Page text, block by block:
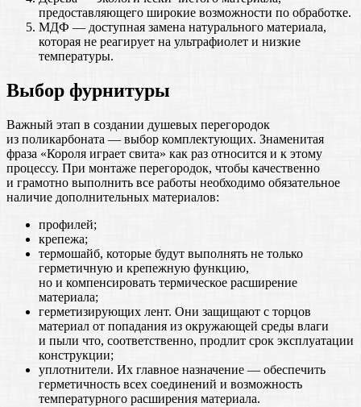
предоставляющего широкие возможности по обработке.
МДФ — доступная замена натурального материала,
которая не реагирует на ультрафиолет и низкие
температуры.
Выбор фурнитуры
Важный этап в создании душевых перегородок
из поликарбоната — выбор комплектующих. Знаменитая
фраза «Короля играет свита» как раз относится и к этому
процессу. При монтаже перегородок, чтобы качественно
и грамотно выполнить все работы необходимо обязательное
наличие дополнительных материалов:
профилей;
крепежа;
термошайб, которые будут выполнять не только
герметичную и крепежную функцию,
но и компенсировать термическое расширение
материала;
герметизирующих лент. Они защищают с торцов
материал от попадания из окружающей среды влаги
и пыли что, соответственно, продлит срок эксплуатации
конструкции;
уплотнители. Их главное назначение — обеспечить
герметичность всех соединений и возможность
температурного расширения материала.